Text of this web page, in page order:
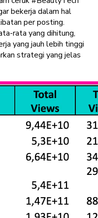
bekerja dalam hal
per posting.
rata yang dihitung,
yang jauh lebih tinggi
strategi yang jelas